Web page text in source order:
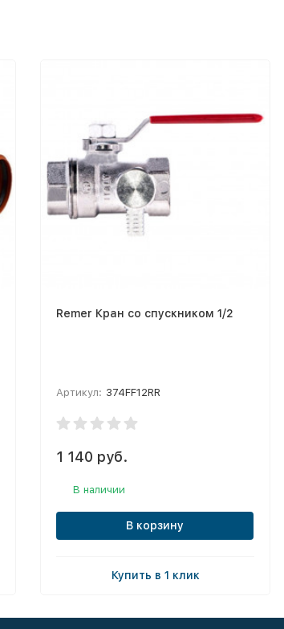
Remer Кран со спускником 1/2
Артикул: 374FF12RR
1 140 руб.
В наличии
В корзину
Купить в 1 клик